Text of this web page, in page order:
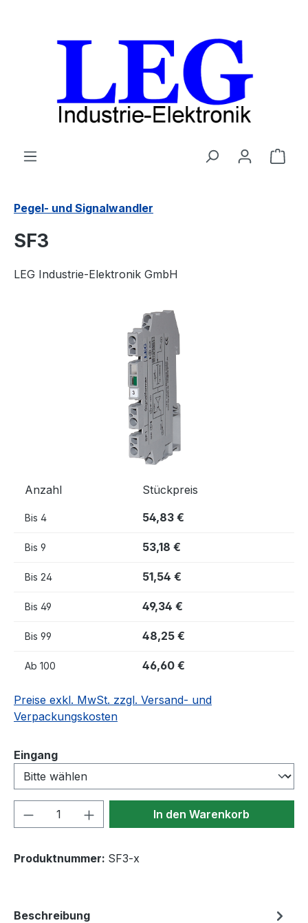
Pegel- und Signalwandler
SF3
LEG Industrie-Elektronik GmbH
Bildergalerie überspringen
Anzahl Stückpreis
Bis 4 54,83 €
Bis 9 53,18 €
Bis 24 51,54 €
Bis 49 49,34 €
Bis 99 48,25 €
Ab 100 46,60 €
Preise exkl. MwSt. zzgl. Versand- und
Verpackungskosten
Eingangauswählen
Produkt Anzahl: Gib denIn den Warenkorb
Produktnummer: SF3-x
Beschreibung